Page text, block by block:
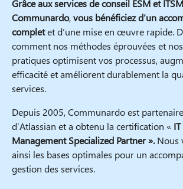
Grâce aux services de conseil ESM et
Communardo,vous bénéficiez d’un
completet d’une mise en œuvre rapide.
comment nos méthodes éprouvées et
pratiques optimisent vos processus,
efficacité et améliorent durablement la
services.
Depuis 2005, Communardo est
d’Atlassian et a obtenu la certification «
Management Specialized Partner ».Nous
ainsi les bases optimales pour un
gestion des services.